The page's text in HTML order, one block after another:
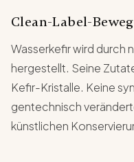
Clean-Label-
Wasserkefir wird durch
hergestellt. Seine
Kefir-Kristalle. Keine
gentechnisch
künstlichen